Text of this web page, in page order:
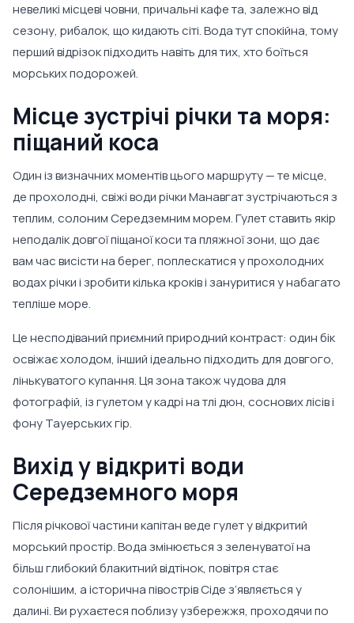
невеликі місцеві човни, причальні кафе та, залежно від
сезону, рибалок, що кидають сіті. Вода тут спокійна, тому
перший відрізок підходить навіть для тих, хто боїться
морських подорожей.
Місце зустрічі річки та моря:
піщаний коса
Один із визначних моментів цього маршруту — те місце,
де прохолодні, свіжі води річки Манавгат зустрічаються з
теплим, солоним Середземним морем. Гулет ставить якір
неподалік довгої піщаної коси та пляжної зони, що дає
вам час висісти на берег, поплескатися у прохолодних
водах річки і зробити кілька кроків і зануритися у набагато
тепліше море.
Це несподіваний приємний природний контраст: один бік
освіжає холодом, інший ідеально підходить для довгого,
лінькуватого купання. Ця зона також чудова для
фотографій, із гулетом у кадрі на тлі дюн, соснових лісів і
фону Тауерських гір.
Вихід у відкриті води
Середземного моря
Після річкової частини капітан веде гулет у відкритий
морський простір. Вода змінюється з зеленуватої на
більш глибокий блакитний відтінок, повітря стає
солонішим, а історична півострів Сіде з’являється у
далині. Ви рухаєтеся поблизу узбережжя, проходячи по